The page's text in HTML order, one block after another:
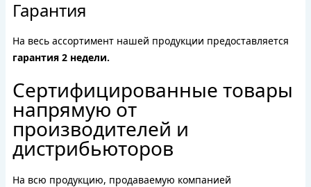
Гарантия
На весь ассортимент нашей продукции предоставляется
гарантия 2 недели.
Сертифицированные товары
напрямую от
производителей и
дистрибьюторов
На всю продукцию, продаваемую компанией